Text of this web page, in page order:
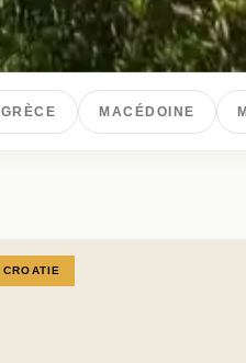
GRÈCE MACÉDOINE
CROATIE